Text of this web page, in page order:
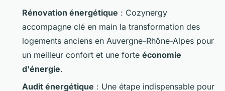
Rénovation énergétique : Cozynergy
accompagne clé en main la transformation des
logements anciens en Auvergne-Rhône-Alpes pour
un meilleur confort et une forte économie
d'énergie.
Audit énergétique : Une étape indispensable pour